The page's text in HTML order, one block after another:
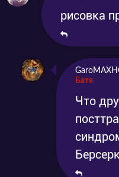
рисовка
Батя
Что